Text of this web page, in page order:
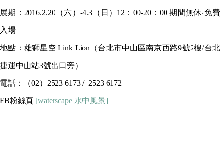
展期：2016.2.20（六）-4.3（日）12：00-20：00 期間無休‧免費
入場
地點：雄獅星空 Link Lion（台北市中山區南京西路9號2樓/台北
捷運中山站3號出口旁）
電話：（02）2523 6173 / 2523 6172
FB粉絲頁 [waterscape 水中風景]